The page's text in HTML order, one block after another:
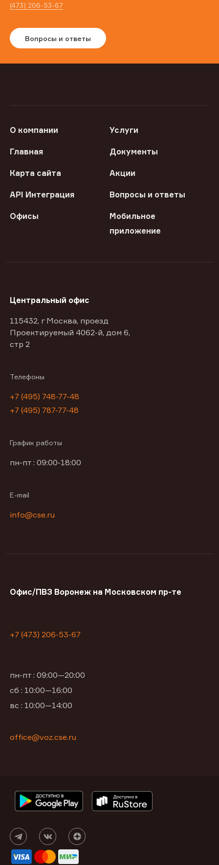
(473) 206-53-67
Вопросы и ответы
О компании Услуги
Главная Документы
Карта сайта Акции
API Интеграция Вопросы и ответы
Офисы
Мобильное
приложение
Центральный офис
115432, г Москва, проезд
Проектируемый 4062-й, дом 6,
стр 2
Телефоны
+7 (495) 748-77-48
+7 (495) 787-77-48
График работы
пн-пт : 09:00-18:00
E-mail
info@cse.ru
Офис/ПВЗ Воронеж на Московском пр-те
+7 (473) 206-53-67
пн-пт : 09:00—20:00
сб : 10:00—16:00
вс : 10:00—14:00
office@voz.cse.ru